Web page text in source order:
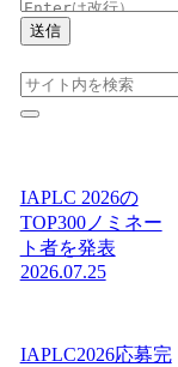
送信
IAPLC 2026の
TOP300ノミネー
ト者を発表
2026.07.25
IAPLC2026応募完